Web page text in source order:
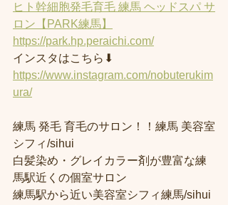
ヒト幹細胞発毛育毛 練馬 ヘッドスパ サ
ロン【PARK練馬】
https://park.hp.peraichi.com/
インスタはこちら⬇︎
https://www.instagram.com/nobuterukim
ura/
練馬 発毛 育毛のサロン！！練馬 美容室
シフィ/sihui
白髪染め・グレイカラー剤が豊富な練
馬駅近くの個室サロン
練馬駅から近い美容室シフィ練馬/sihui